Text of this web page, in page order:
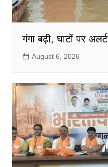
गंगा बढ़ी, घाटों पर अलर्ट
August 6, 2026